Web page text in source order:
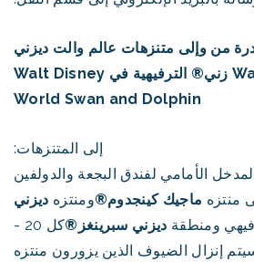
من وإلى متنزهات عالم والت ديزني
Walt Disney World زني® الترفيهية في Walt Disney
World Swan and Dolphin
إلى المتنزهات:
الأمامي لفندق البجعة والدولفين
ماجيك كينجدوم®ومنتزه ديزني
ومنطقة ديزني سبرينغز®
كل 20 -
سيتم إنزال الضيوف الذين يزورون منتزه